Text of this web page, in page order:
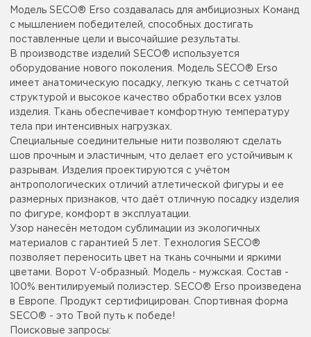
Модель SECO® Erso создавалась для амбициозных Команд
с мышлением победителей, способных достигать
поставленные цели и высочайшие результаты.
В производстве изделий SECO® используется
оборудование нового поколения. Модель SECO® Erso
имеет анатомическую посадку, легкую ткань с сетчатой
структурой и высокое качество обработки всех узлов
изделия. Ткань обеспечивает комфортную температуру
тела при интенсивных нагрузках.
Специальные соединительные нити позволяют сделать
шов прочным и эластичным, что делает его устойчивым к
разрывам. Изделия проектируются с учётом
антропологических отличий атлетической фигуры и ее
размерных признаков, что даёт отличную посадку изделия
по фигуре, комфорт в эксплуатации.
Узор нанесён методом сублимации из экологичных
материалов с гарантией 5 лет. Технология SECO®
позволяет переносить цвет на ткань сочными и яркими
цветами. Ворот V-образный. Модель - мужская. Состав -
100% вентилируемый полиэстер. SECO® Erso произведена
в Европе. Продукт сертифицирован. Спортивная форма
SECO® - это Твой путь к победе!
Поисковые запросы: